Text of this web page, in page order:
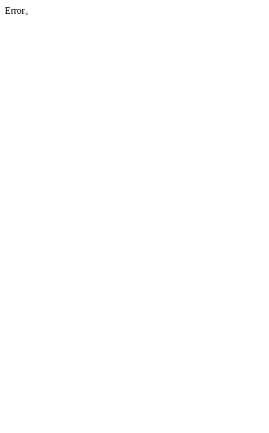
Error。